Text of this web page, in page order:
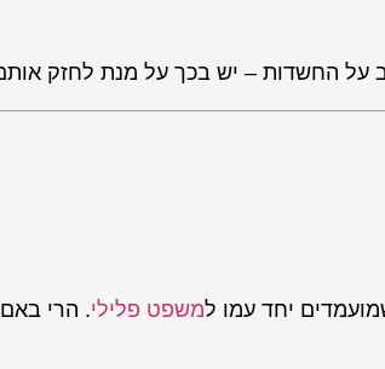
על החשדות – יש בכך על מנת לחזק
יחד עמו למשפט פלילי. הרי